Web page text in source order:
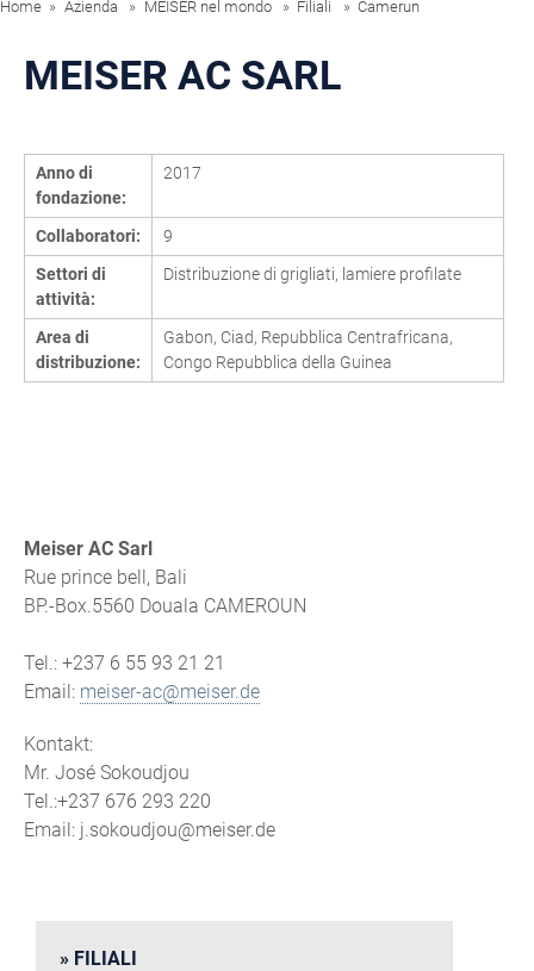
Home Azienda MEISER nel mondo Filiali Camerun
MEISER AC SARL
Anno di
fondazione:
2017
Collaboratori:
9
Settori di
attività:
Distribuzione di grigliati, lamiere profilate
Area di
distribuzione:
Gabon, Ciad, Repubblica Centrafricana,
Congo Repubblica della Guinea
Meiser AC Sarl
Rue prince bell, Bali
BP.-Box.5560 Douala CAMEROUN
Tel.: +237 6 55 93 21 21
Email: meiser-ac@meiser.de
Kontakt:
Mr. José Sokoudjou
Tel.:+237 676 293 220
Email: j.sokoudjou@meiser.de
FILIALI